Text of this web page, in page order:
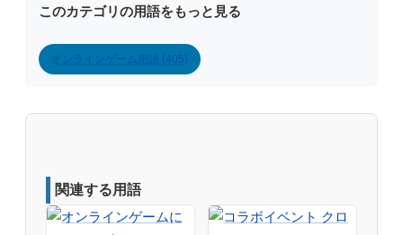
このカテゴリの用語をもっと見る
オンラインゲーム用語 (405)
関連する用語